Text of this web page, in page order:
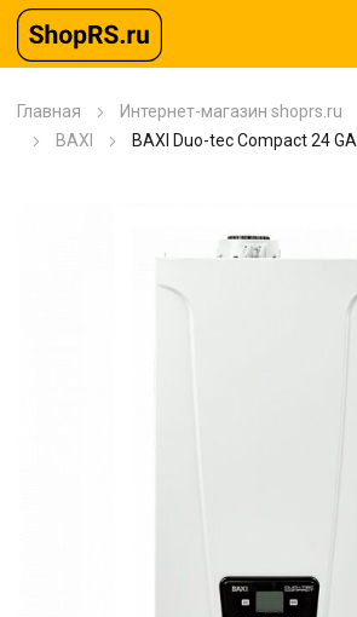
Главная Интернет-магазин shoprs.ru
BAXI
BAXI Duo-tec Compact 24 GA